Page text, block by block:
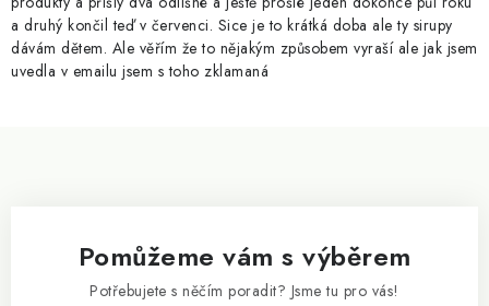
a druhý končil teď v červenci. Sice je to krátká doba ale ty sirupy
dávám dětem. Ale věřím že to nějakým způsobem vyraší ale jak jsem
uvedla v emailu jsem s toho zklamaná
Pomůžeme vám s výběrem
Potřebujete s něčím poradit? Jsme tu pro vás!